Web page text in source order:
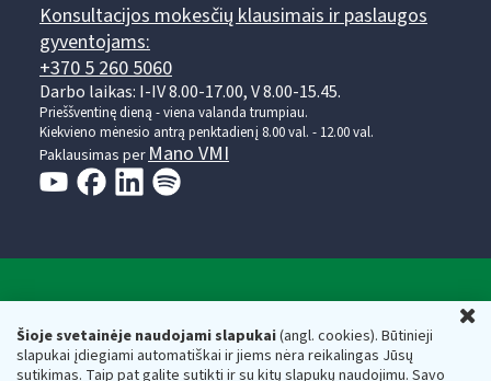
Šioje svetainėje naudojami slapukai(angl. cookies). Būtinieji
slapukai įdiegiami automatiškai ir jiems nėra reikalingas Jūsų
sutikimas. Taip pat galite sutikti ir su kitų slapukų naudojimu. Savo
Konsultacijos mokesčių klausimais ir paslaugos
gyventojams:
+370 5 260 5060
Darbo laikas: I-IV 8.00-17.00, V 8.00-15.45.
Prieššventinę dieną - viena valanda trumpiau.
Kiekvieno mėnesio antrą penktadienį 8.00 val. - 12.00 val.
Paklausimas per Mano VMI
Respublikos finansų ministerijos
Biudžetinė įstaiga. Juridinio asmens kodas — 188659752,